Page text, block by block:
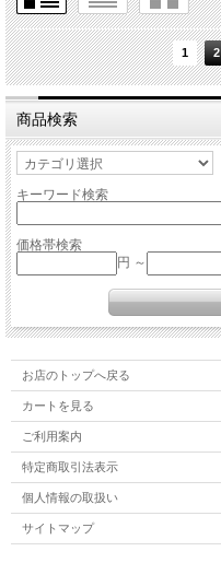
1 2
商品検索
キーワード検索
価格帯検索
円 ～
お店のトップへ戻る
カートを見る
ご利用案内
特定商取引法表示
個人情報の取扱い
サイトマップ